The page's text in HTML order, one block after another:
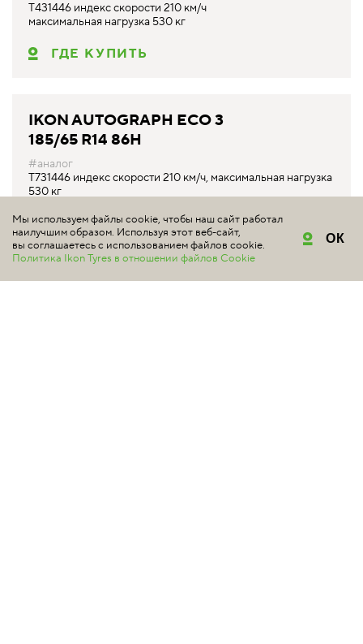
T431446 индекс скорости 210 км/ч
максимальная нагрузка 530 кг
ГДЕ КУПИТЬ
IKON AUTOGRAPH ECO 3
185/65 R14 86H
#аналог
T731446 индекс скорости 210 км/ч, максимальная нагрузка
530 кг
ГДЕ КУПИТЬ
Мы используем файлы cookie, чтобы наш сайт работал
наилучшим образом. Используя этот веб-сайт,
вы соглашаетесь с использованием файлов cookie.
Политика Ikon Tyres в отношении файлов Cookie
ОК